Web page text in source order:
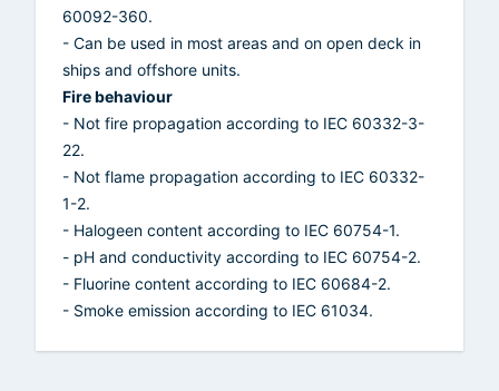
60092-360.
- Can be used in most areas and on open deck in
ships and offshore units.
Fire behaviour
- Not fire propagation according to IEC 60332-3-
22.
- Not flame propagation according to IEC 60332-
1-2.
- Halogeen content according to IEC 60754-1.
- pH and conductivity according to IEC 60754-2.
- Fluorine content according to IEC 60684-2.
- Smoke emission according to IEC 61034.